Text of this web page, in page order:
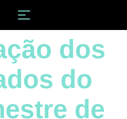
dos
do
de